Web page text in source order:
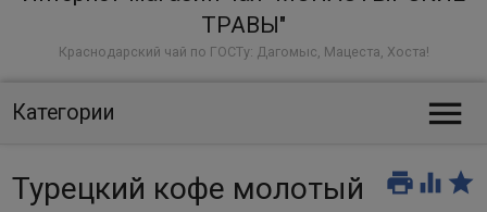
ТРАВЫ"
Краснодарский чай по ГОСТу: Дагомыс, Мацеста, Хоста!
Категории 
  
Турецкий кофе молотый